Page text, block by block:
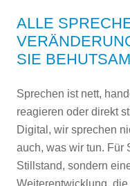
ALLE
SIE
Sprechen ist nett,
reagieren oder direkt
Digital, wir sprechen
auch, was wir tun. Für
Stillstand, sondern
Weiterentwicklung,